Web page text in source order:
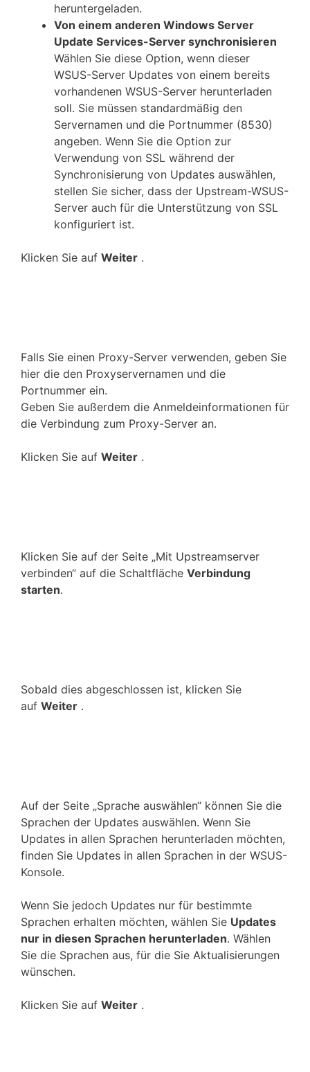
heruntergeladen.
Von einem anderen Windows Server
Update Services-Server synchronisieren
Wählen Sie diese Option, wenn dieser
WSUS-Server Updates von einem bereits
vorhandenen WSUS-Server herunterladen
soll. Sie müssen standardmäßig den
Servernamen und die Portnummer (8530)
angeben. Wenn Sie die Option zur
Verwendung von SSL während der
Synchronisierung von Updates auswählen,
stellen Sie sicher, dass der Upstream-WSUS-
Server auch für die Unterstützung von SSL
konfiguriert ist.
Klicken Sie auf Weiter .
Falls Sie einen Proxy-Server verwenden, geben Sie
hier die den Proxyservernamen und die
Portnummer ein.
Geben Sie außerdem die Anmeldeinformationen für
die Verbindung zum Proxy-Server an.
Klicken Sie auf Weiter .
Klicken Sie auf der Seite „Mit Upstreamserver
verbinden“ auf die Schaltfläche Verbindung
starten.
Sobald dies abgeschlossen ist, klicken Sie
auf Weiter .
Auf der Seite „Sprache auswählen“ können Sie die
Sprachen der Updates auswählen. Wenn Sie
Updates in allen Sprachen herunterladen möchten,
finden Sie Updates in allen Sprachen in der WSUS-
Konsole.
Wenn Sie jedoch Updates nur für bestimmte
Sprachen erhalten möchten, wählen Sie Updates
nur in diesen Sprachen herunterladen. Wählen
Sie die Sprachen aus, für die Sie Aktualisierungen
wünschen.
Klicken Sie auf Weiter .